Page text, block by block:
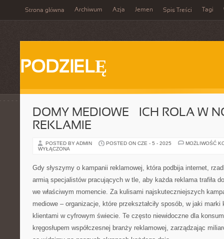
Strona główna Archiwum Azja Jemen Spis Treści Tagi
PODZIELĘ
DOMY MEDIOWE – ICH ROLA W
REKLAMIE
POSTED BY ADMIN POSTED ON CZE - 5 - 2025
MOŻLIWOŚĆ
WYŁĄCZONA
Gdy słyszymy o kampanii reklamowej, która podbija internet,
armią specjalistów pracujących w tle, aby każda reklama trafiła
we właściwym momencie. Za kulisami najskuteczniejszych
mediowe – organizacje, które przekształciły sposób, w jaki
klientami w cyfrowym świecie. Te często niewidoczne dla
kręgosłupem współczesnej branży reklamowej, zarządzając